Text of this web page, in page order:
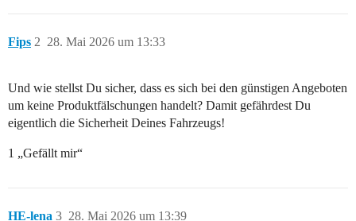
Fips 28. Mai 2026 um 13:33
2
Und wie stellst Du sicher, dass es sich bei den günstigen Angeboten
um keine Produktfälschungen handelt? Damit gefährdest Du
eigentlich die Sicherheit Deines Fahrzeugs!
1 „Gefällt mir“
HE-lena 28. Mai 2026 um 13:39
3